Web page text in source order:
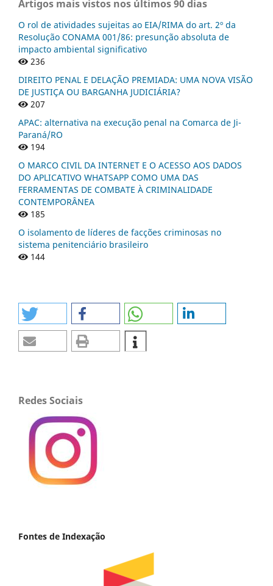
Artigos mais vistos nos últimos 90 dias
O rol de atividades sujeitas ao EIA/RIMA do art. 2º da
Resolução CONAMA 001/86: presunção absoluta de
impacto ambiental significativo
236
DIREITO PENAL E DELAÇÃO PREMIADA: UMA NOVA VISÃO
DE JUSTIÇA OU BARGANHA JUDICIÁRIA?
207
APAC: alternativa na execução penal na Comarca de Ji-
Paraná/RO
194
O MARCO CIVIL DA INTERNET E O ACESSO AOS DADOS
DO APLICATIVO WHATSAPP COMO UMA DAS
FERRAMENTAS DE COMBATE À CRIMINALIDADE
CONTEMPORÂNEA
185
O isolamento de líderes de facções criminosas no
sistema penitenciário brasileiro
144
Redes Sociais
Fontes de Indexação